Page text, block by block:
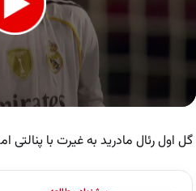
گل اول رئال مادرید به غیرت با پنالتی امباپه